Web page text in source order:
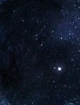
critiques de